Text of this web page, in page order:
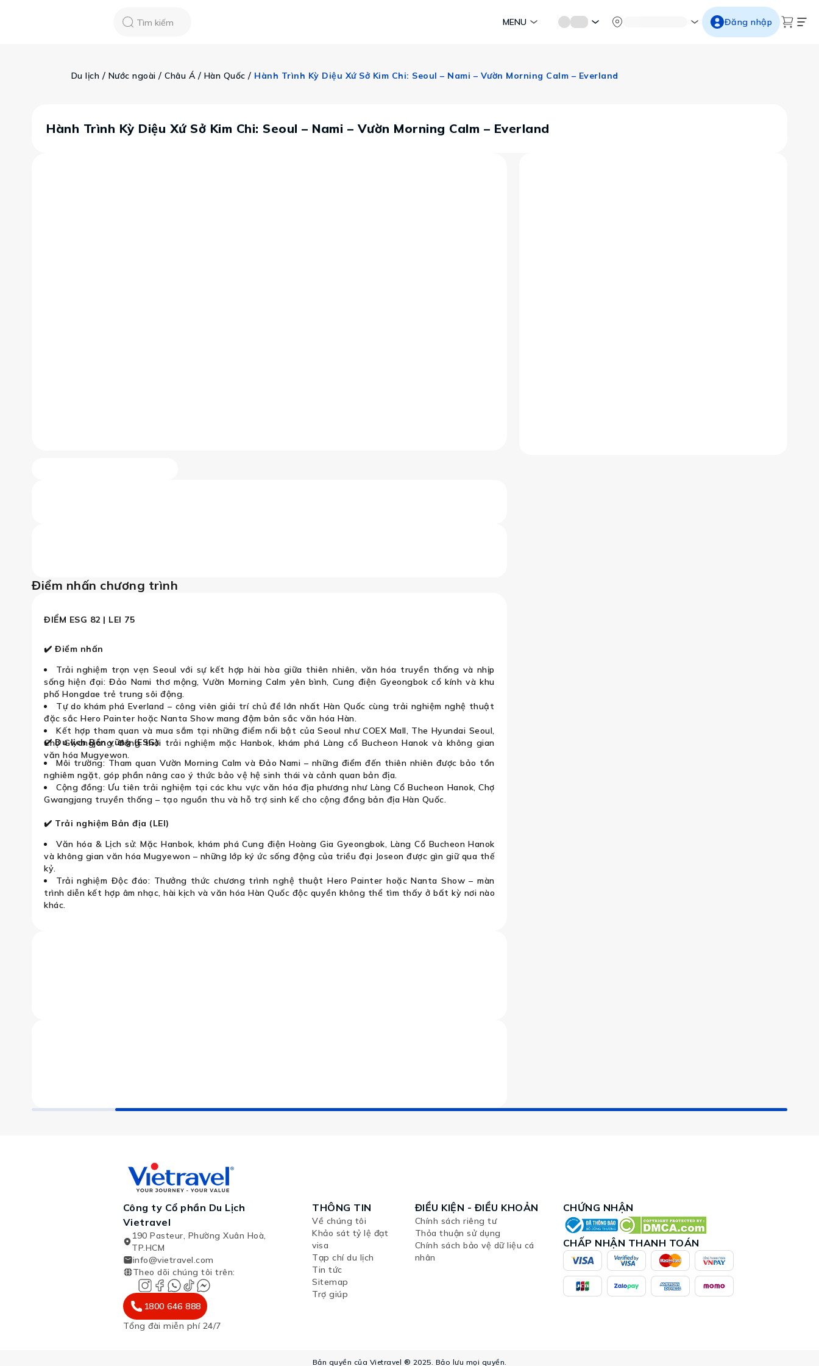
Tìm kiếm
MENU Đăng nhập
Tin tức Hành trình Caravan
Hành Trình Kỳ Diệu Xứ Sở Kim Chi: Seoul – Nami – Vườn Morning Calm – Everland
Du lịch / Nước ngoài / Châu Á / Hàn Quốc / Hành Trình Kỳ Diệu Xứ Sở Kim Chi: Seoul – Nami – Vườn Morning Calm – Everland
Hành Trình Kỳ Diệu Xứ Sở Kim Chi: Seoul – Nami – Vườn Morning Calm – Everland
Điểm nhấn chương trình
ĐIỂM ESG 82 | LEI 75
✔️ Điểm nhấn
Trải nghiệm trọn vẹn Seoul với sự kết hợp hài hòa giữa thiên nhiên, văn hóa truyền thống và nhịp
sống hiện đại: Đảo Nami thơ mộng, Vườn Morning Calm yên bình, Cung điện Gyeongbok cổ kính và khu
phố Hongdae trẻ trung sôi động.
Tự do khám phá Everland – công viên giải trí chủ đề lớn nhất Hàn Quốc cùng trải nghiệm nghệ thuật
đặc sắc Hero Painter hoặc Nanta Show mang đậm bản sắc văn hóa Hàn.
Kết hợp tham quan và mua sắm tại những điểm nổi bật của Seoul như COEX Mall, The Hyundai Seoul,
Chợ Gwangjang, đồng thời trải nghiệm mặc Hanbok, khám phá Làng cổ Bucheon Hanok và không gian
văn hóa Mugyewon.
✔️ Du lịch Bền vững (ESG)
Môi trường: Tham quan Vườn Morning Calm và Đảo Nami – những điểm đến thiên nhiên được bảo tồn
nghiêm ngặt, góp phần nâng cao ý thức bảo vệ hệ sinh thái và cảnh quan bản địa.
Cộng đồng: Ưu tiên trải nghiệm tại các khu vực văn hóa địa phương như Làng Cổ Bucheon Hanok, Chợ
Gwangjang truyền thống – tạo nguồn thu và hỗ trợ sinh kế cho cộng đồng bản địa Hàn Quốc.
✔️ Trải nghiệm Bản địa (LEI)
Văn hóa & Lịch sử: Mặc Hanbok, khám phá Cung điện Hoàng Gia Gyeongbok, Làng Cổ Bucheon Hanok
và không gian văn hóa Mugyewon – những lớp ký ức sống động của triều đại Joseon được gìn giữ qua thế
kỷ.
Trải nghiệm Độc đáo: Thưởng thức chương trình nghệ thuật Hero Painter hoặc Nanta Show – màn
trình diễn kết hợp âm nhạc, hài kịch và văn hóa Hàn Quốc độc quyền không thể tìm thấy ở bất kỳ nơi nào
khác.
Từ cố đô đến thành thăng longNgắm hoa
Công ty Cổ phần Du Lịch
Vietravel
190 Pasteur, Phường Xuân Hoà,
TP.HCM
info@vietravel.com
Theo dõi chúng tôi trên:
1800 646 888
Tổng đài miễn phí 24/7
THÔNG TIN
Về chúng tôi
Khảo sát tỷ lệ đạt
visa
Tạp chí du lịch
Tin tức
Sitemap
Trợ giúp
ĐIỀU KIỆN - ĐIỀU KHOẢN
Chính sách riêng tư
Thỏa thuận sử dụng
Chính sách bảo vệ dữ liệu cá
nhân
CHỨNG NHẬN
CHẤP NHẬN THANH TOÁN
Bản quyền của Vietravel ® 2025. Bảo lưu mọi quyền.